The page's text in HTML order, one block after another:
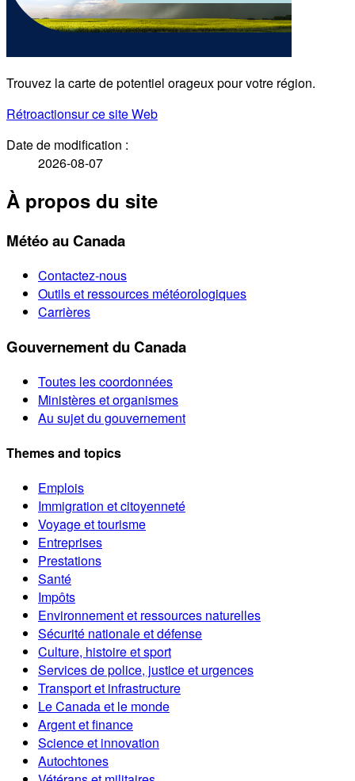
Trouvez la carte de potentiel orageux pour votre région.
Rétroactionsur ce site Web
Date de modification :
2026-08-07
À propos du site
Météo au Canada
Contactez-nous
Outils et ressources météorologiques
Carrières
Gouvernement du Canada
Toutes les coordonnées
Ministères et organismes
Au sujet du gouvernement
Themes and topics
Emplois
Immigration et citoyenneté
Voyage et tourisme
Entreprises
Prestations
Santé
Impôts
Environnement et ressources naturelles
Sécurité nationale et défense
Culture, histoire et sport
Services de police, justice et urgences
Transport et infrastructure
Le Canada et le monde
Argent et finance
Science et innovation
Autochtones